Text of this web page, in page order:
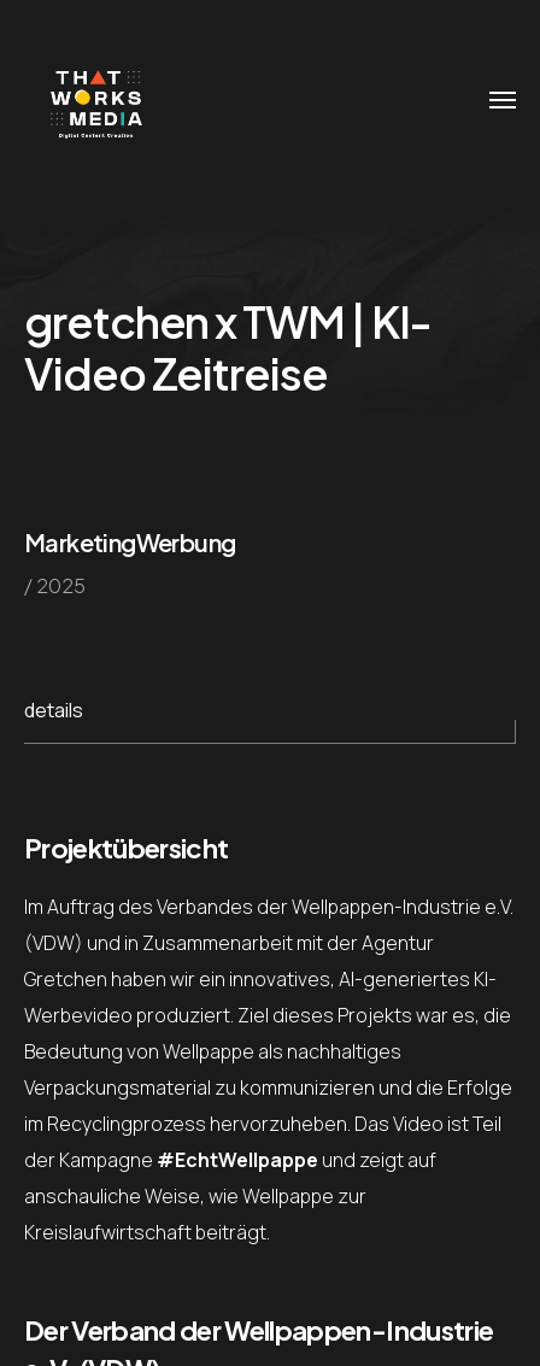
gretchen x TWM | KI-
Video Zeitreise
MarketingWerbung
/ 2025
details
Projektübersicht
Im Auftrag des Verbandes der Wellpappen-Industrie e.V.
(VDW) und in Zusammenarbeit mit der Agentur
Gretchen haben wir ein innovatives, AI-generiertes KI-
Werbevideo produziert. Ziel dieses Projekts war es, die
Bedeutung von Wellpappe als nachhaltiges
Verpackungsmaterial zu kommunizieren und die Erfolge
im Recyclingprozess hervorzuheben. Das Video ist Teil
der Kampagne #EchtWellpappe und zeigt auf
anschauliche Weise, wie Wellpappe zur
Kreislaufwirtschaft beiträgt.
Der Verband der Wellpappen-Industrie